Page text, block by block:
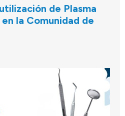
de Plasma
la Comunidad de